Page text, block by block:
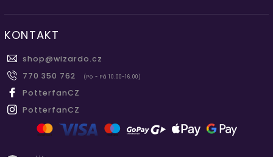
KONTAKT
shop@wizardo.cz
770 350 762
(Po - Pá 10.00-16.00)
PotterfanCZ
PotterfanCZ